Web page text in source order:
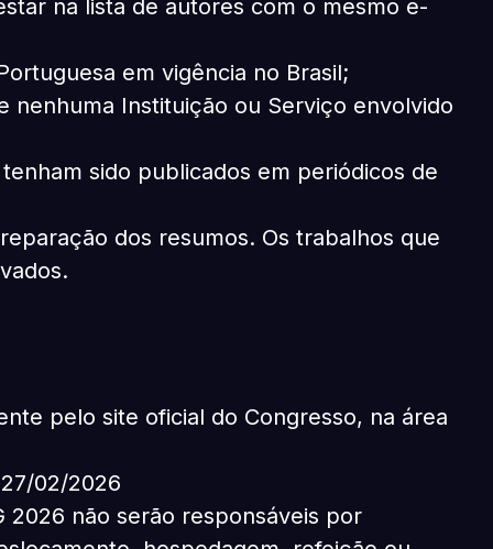
na lista de autores com o mesmo e-
em vigência no Brasil;
nenhuma Instituição ou Serviço envolvido
sido publicados em periódicos de
dos resumos. Os trabalhos que
pelo site oficial do Congresso, na área
02/2026
2026 não serão responsáveis por